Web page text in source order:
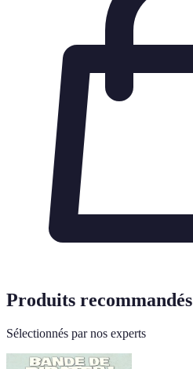
Produits recommandés
Sélectionnés par nos experts